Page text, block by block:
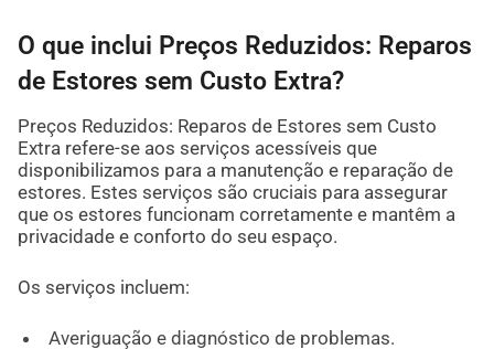
O que inclui Preços Reduzidos: Reparos
de Estores sem Custo Extra?
Preços Reduzidos: Reparos de Estores sem Custo
Extra refere-se aos serviços acessíveis que
disponibilizamos para a manutenção e reparação de
estores. Estes serviços são cruciais para assegurar
que os estores funcionam corretamente e mantêm a
privacidade e conforto do seu espaço.
Os serviços incluem:
Averiguação e diagnóstico de problemas.